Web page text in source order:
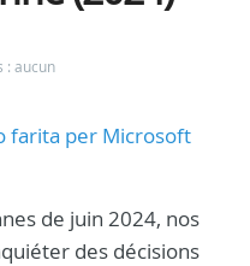
: aucun
de juin 2024, nos
des décisions